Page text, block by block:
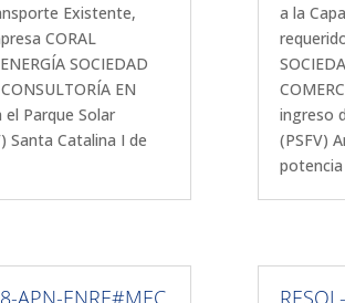
Existente,
CORAL
SOCIEDAD
EN
el Parque Solar
Santa Catalina I de
APN-ENRE#MEC
a la
ingreso
(PSFV)
potencia